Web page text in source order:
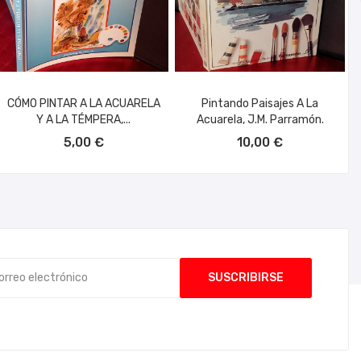
CÓMO PINTAR A LA ACUARELA
Y A LA TÉMPERA,...
5,00 €
Pintando Paisajes A La
Acuarela, J.M. Parramón.
10,00 €